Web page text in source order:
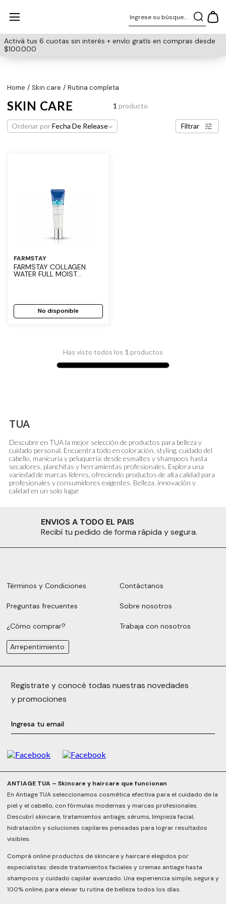
Ingrese su búsqueda
Activá tus 6 cuotas sin interés + envío gratís en compras desde
$100.000
skin care rutina completa
SKIN CARE 1 producto
Ordenar porFecha De Release Filtrar
FARMSTAY
FARMSTAY COLLAGEN
WATER FULL MOIST
No disponible
Has visto todos los 1productos
TUA
Descubre en TUA la mejor selección de productos para belleza y
cuidado personal. Encuentra todo en coloración, styling, cuidado del
cabello, manicuria y peluquería: desde esmaltes y shampoos hasta
secadores, planchitas y herramientas profesionales. Explora una
variedad de marcas líderes, ofreciendo productos de alta calidad para
profesionales y consumidores exigentes. Belleza, innovación y
calidad en un solo lugar
ENVIOS A TODO EL PAIS
Recibí tu pedido de forma rápida y segura.
Términos y Condiciones
Preguntas frecuentes
¿Cómo comprar?
Arrepentimiento
Contáctanos
Sobre nosotros
Trabaja con nosotros
Registrate y conocé todas nuestras novedades
y promociones
ANTIAGE TUA – Skincare y haircare que funcionan
En Antiage TUA seleccionamos cosmética efectiva para el cuidado de la
piel y el cabello, con fórmulas modernas y marcas profesionales.
Descubrí skincare, tratamientos antiage, sérums, limpieza facial,
hidratación y soluciones capilares pensadas para lograr resultados
visibles.
Comprá online productos de skincare y haircare elegidos por
especialistas: desde tratamientos faciales y cremas antiage hasta
shampoos y cuidado capilar avanzado. Una experiencia simple, segura y
100% online, para elevar tu rutina de belleza todos los días.